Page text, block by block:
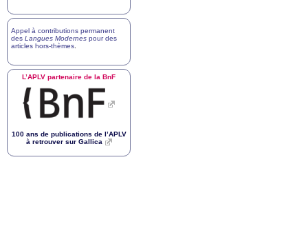
Appel à contributions permanent
des Langues Modernes pour des
articles hors-thèmes
L’APLV partenaire de la BnF
100 ans de publications de l’APLV
à retrouver sur Gallica